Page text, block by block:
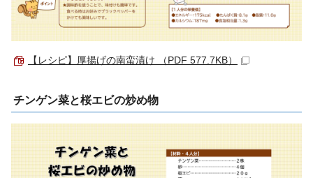
【レシピ】厚揚げの南蛮漬け （PDF 577.7KB）
チンゲン菜と桜エビの炒め物